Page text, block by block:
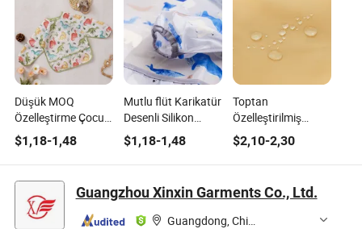
Düşük MOQ
Özelleştirme Çocuk
Giyimi Su Geçirmez
Besleme Uzun Kollu
Pamuk Bebek
Önlüğü
$1,18-1,48
Mutlu flüt Karikatür
Desenli Silikon
Bebek Önlüğü Cep
Bebek Su Geçirmez
Çocuk Giyme
$1,18-1,48
Toptan
Özelleştirilmiş
Hizmet Bebek
Önlüğü, Cilde
Zararlı Olmayan,
Boyama
Dayanıklılığı
$2,10-2,30
Guangzhou Xinxin Garments Co., Ltd.
Guangdong, China